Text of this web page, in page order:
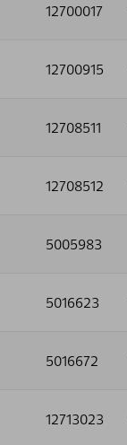
12700017
12700915
12708511
12708512
5005983
5016623
5016672
12713023